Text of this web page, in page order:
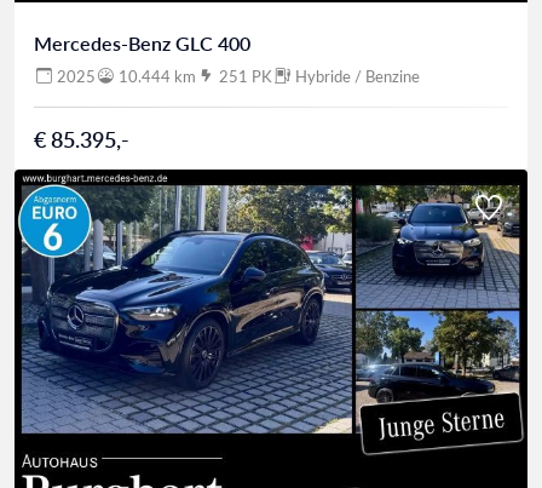
Mercedes-Benz GLC 400
2025 10.444 km 251 PK Hybride / Benzine
€ 85.395,-